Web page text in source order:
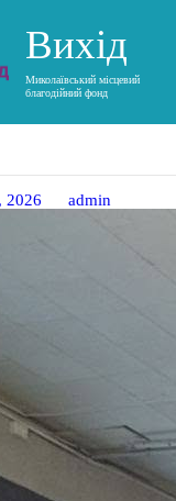
Вихід
Миколаївський місцевий
благодійний фонд
2026 admin